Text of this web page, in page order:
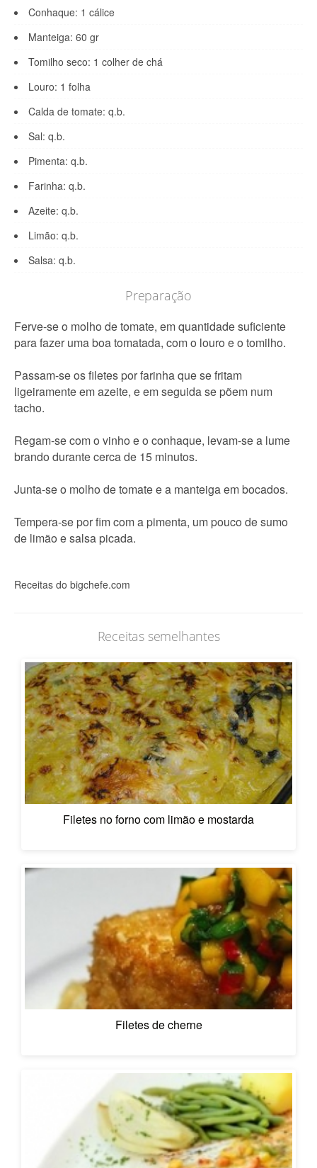
Conhaque: 1 cálice
Manteiga: 60 gr
Tomilho seco: 1 colher de chá
Louro: 1 folha
Calda de tomate: q.b.
Sal: q.b.
Pimenta: q.b.
Farinha: q.b.
Azeite: q.b.
Limão: q.b.
Salsa: q.b.
Preparação
Ferve-se o molho de tomate, em quantidade suficiente
para fazer uma boa tomatada, com o louro e o tomilho.
Passam-se os filetes por farinha que se fritam
ligeiramente em azeite, e em seguida se põem num
tacho.
Regam-se com o vinho e o conhaque, levam-se a lume
brando durante cerca de 15 minutos.
Junta-se o molho de tomate e a manteiga em bocados.
Tempera-se por fim com a pimenta, um pouco de sumo
de limão e salsa picada.
Receitas do bigchefe.com
Receitas semelhantes
Filetes no forno com limão e mostarda
Filetes de cherne